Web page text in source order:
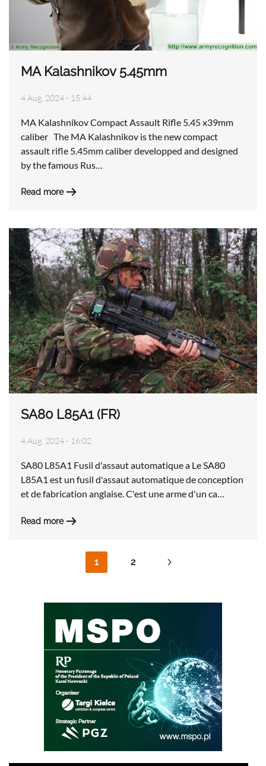
MA Kalashnikov 5.45mm
4 Aug, 2024 - 15:44
MA Kalashnikov Compact Assault Rifle 5.45 x39mm
caliber The MA Kalashnikov is the new compact
assault rifle 5.45mm caliber developped and designed
by the famous Rus…
Read more
SA80 L85A1 (FR)
4 Aug, 2024 - 16:02
SA80 L85A1 Fusil d'assaut automatique a Le SA80
L85A1 est un fusil d'assaut automatique de conception
et de fabrication anglaise. C'est une arme d'un ca…
Read more
1 2